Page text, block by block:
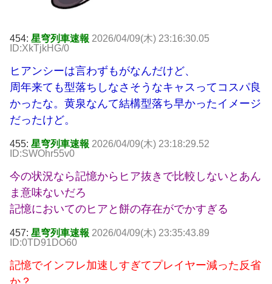
454: 星穹列車速報 2026/04/09(木) 23:16:30.05
ID:XkTjkHG/0
ヒアンシーは言わずもがなんだけど、
周年来ても型落ちしなさそうなキャスってコスパ良
かったな。黄泉なんて結構型落ち早かったイメージ
だったけど。
455: 星穹列車速報 2026/04/09(木) 23:18:29.52
ID:SWOhr55v0
今の状況なら記憶からヒア抜きで比較しないとあん
ま意味ないだろ
記憶においてのヒアと餅の存在がでかすぎる
457: 星穹列車速報 2026/04/09(木) 23:35:43.89
ID:0TD91DO60
記憶でインフレ加速しすぎてプレイヤー減った反省